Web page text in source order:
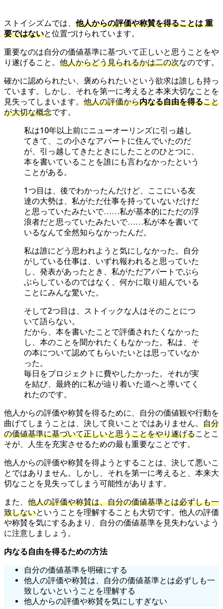
ストイシズムでは、 他人からの評価や称賛を得ることは 重
要ではないと位置づけられています。
重要なのは自分の価値基準に基づいて正しいと思うことをや
り遂げること。 他人からどう見られるかは二の次なのです。
確かに認められたい、褒められたいという欲求は誰しも持っ
ています。しかし、それを第一に考えると本来大切なことを
見失ってしまいます。 他人の評価から内なる自由を得ること
が大切な概念です。
私は10年以上前にニューオーリンズに引っ越し
てきて、この小さなアパートに住んでいたのだ
が、引っ越してきたときにしたことのひとつに、
本を書いていることを誰にも言わなかったという
ことがある。
1つ目は、後でわかったんだけど、ここにいる友
達の大勢は、私がただ仕事を持っていないだけだ
と思っていたみたいで……私が基本的にただの浮
浪者だと思っていたみたいで……私が本を書いて
いるなんて全然知らなかったんだ。
私は誰にどう思われようと気にしなかった。自分
がしている仕事は、いずれ報われると思っていた
し、発表があったとき、私がただアパートでぶら
ぶらしているのではなく、何かに取り組んでいる
ことにみんな驚いた。
そして2つ目は、ストイックな人はそのことにつ
いて語らない。
だから、本を書いたことで評価されたくなかった
し、本のことを聞かれたくもなかった。私は、そ
の本について認めてもらいたいとは思っていなか
った。
毎日をプロジェクトに費やしたかった。それが実
を結び、最終的に私が辿り着いた道へと導いてく
れたのです。
他人からの評価や称賛を得るために、自分の価値観や行動を
曲げてしまうことは、決して良いことではありません。 自分
の価値基準に基づいて正しいと思うことをやり遂げることこ
そが、人生を充実させるための最も重要なことです。
他人からの評価や称賛を得ようとすることは、決して悪いこ
とではありません。しかし、それを第一に考えると、本来大
切なことを見失ってしまう可能性があります。
また、 他人の評価や称賛は、自分の価値基準とは必ずしも一
致しないということを理解することも大切です。他人の評価
や称賛を気にするあまり、自分の価値基準を見失わないよう
に注意しましょう。
内なる自由を得るための方法
自分の価値基準を明確にする
他人の評価や称賛は、自分の価値基準とは必ずしも一
致しないということを理解する
他人からの評価や称賛を気にしすぎない